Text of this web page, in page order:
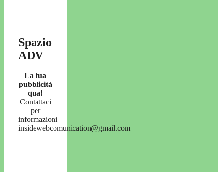
Spazio
ADV
La tua
pubblicità
qua!
Contattaci
per
informazioni
insidewebcomunication@gmail.com